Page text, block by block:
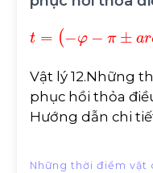
t φ- cos
Vật lý 12.Những
phục hồi thỏa
Hướng dẫn chi
Những thời điểm